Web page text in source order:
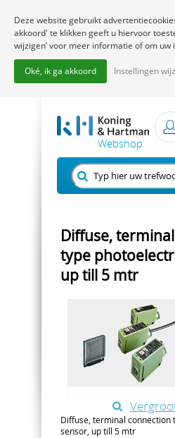
Diffuse,
type
up till 5 mtr
Diffuse, terminal connection
sensor, up till 5 mtr
Deze website gebruikt
akkoord' te klikken geeft u hiervoor
wijzigen’ voor meer informatie of om
Oké, ik ga akkoord Instellingen